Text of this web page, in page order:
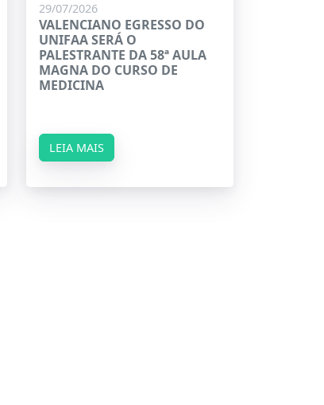
29/07/2026
VALENCIANO EGRESSO DO
UNIFAA SERÁ O
PALESTRANTE DA 58ª AULA
MAGNA DO CURSO DE
MEDICINA
LEIA MAIS